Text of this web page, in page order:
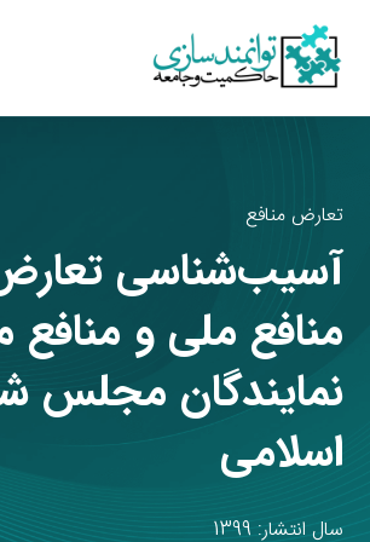
تعارض منافع
آسیب‌شناسی
منافع ملی و منافع
نمایندگان مجلس
اسلامی
سال انتشار: 1399